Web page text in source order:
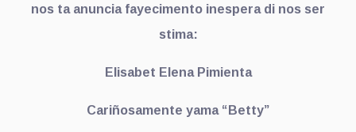
nos ta anuncia fayecimento inespera di nos ser
stima:
Elisabet Elena Pimienta
Cariñosamente yama “Betty”